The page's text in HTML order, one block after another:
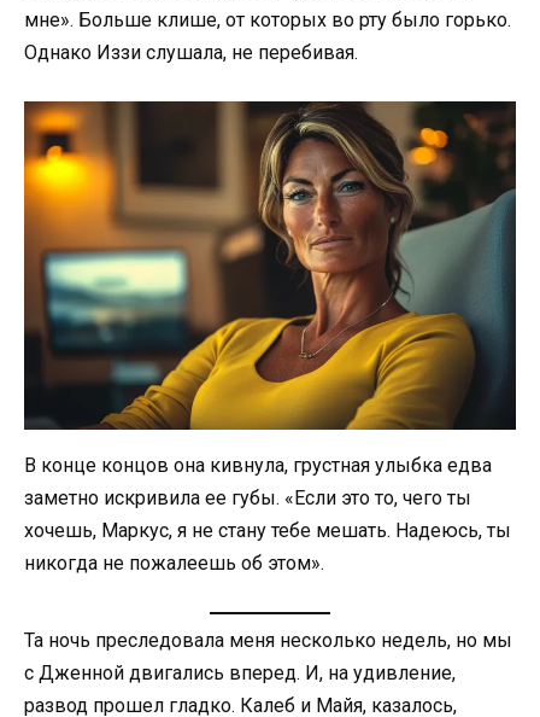
мне». Больше клише, от которых во рту было горько.
Однако Иззи слушала, не перебивая.
В конце концов она кивнула, грустная улыбка едва
заметно искривила ее губы. «Если это то, чего ты
хочешь, Маркус, я не стану тебе мешать. Надеюсь, ты
никогда не пожалеешь об этом».
Та ночь преследовала меня несколько недель, но мы
с Дженной двигались вперед. И, на удивление,
развод прошел гладко. Калеб и Майя, казалось,